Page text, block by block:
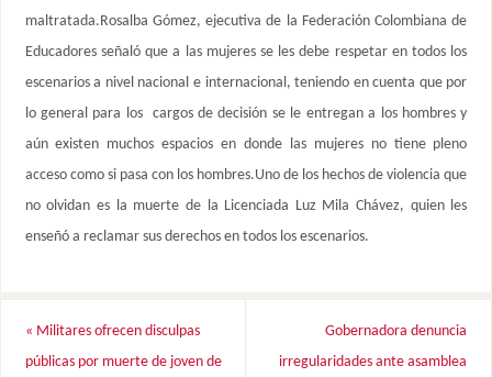
maltratada.Rosalba Gómez, ejecutiva de la Federación Colombiana de
Educadores señaló que a las mujeres se les debe respetar en todos los
escenarios a nivel nacional e internacional, teniendo en cuenta que por
lo general para los cargos de decisión se le entregan a los hombres y
aún existen muchos espacios en donde las mujeres no tiene pleno
acceso como si pasa con los hombres.Uno de los hechos de violencia que
no olvidan es la muerte de la Licenciada Luz Mila Chávez, quien les
enseñó a reclamar sus derechos en todos los escenarios.
« Militares ofrecen disculpas
públicas por muerte de joven de
Gobernadora denuncia
irregularidades ante asamblea